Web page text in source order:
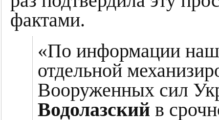
фактами.
«По информации
отдельной
Вооруженных сил
Водолазский в